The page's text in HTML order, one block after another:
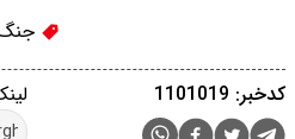
کدخبر: 1101019